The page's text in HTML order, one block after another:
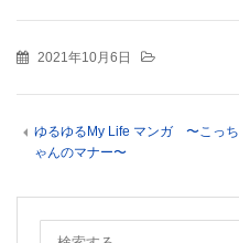
2021年10月6日
ゆるゆるMy Life マンガ 〜こっち
ゃんのマナー〜